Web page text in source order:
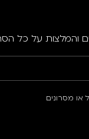
והמלצות על כל
או מסרונים